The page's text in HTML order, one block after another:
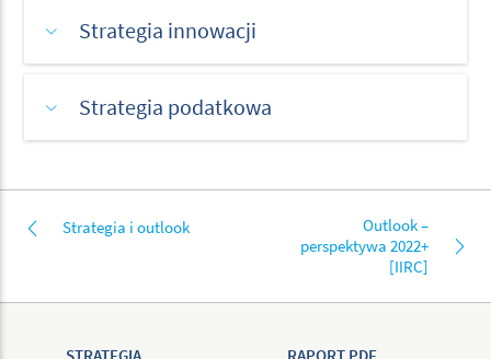
Strategia innowacji
Strategia podatkowa
Strategia i outlook
Outlook –
perspektywa 2022+
[IIRC]
STRATEGIA
RAPORT PDF